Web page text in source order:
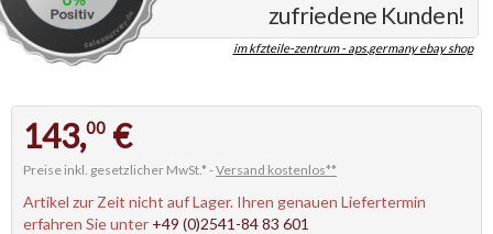
zufriedene Kunden!
im kfzteile-zentrum - aps.germany ebay shop
143,00 €
Preise inkl. gesetzlicher MwSt.* -Versand kostenlos**
Artikel zur Zeit nicht auf Lager. Ihren genauen Liefertermin
erfahren Sie unter +49 (0)2541-84 83 601